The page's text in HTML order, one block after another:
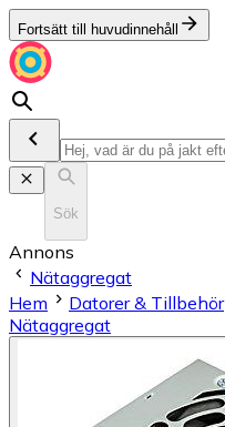
Fortsätt till huvudinnehåll
Sök
Annons
Nätaggregat
Hem
Datorer & Tillbehör
Nätaggregat